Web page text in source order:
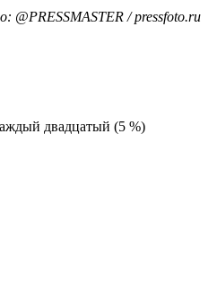
@PRESSMASTER / pressfoto.ru
двадцатый (5 %)